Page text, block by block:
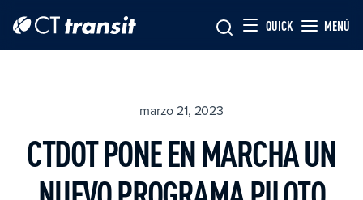
main
QUICK MENÚ
marzo 21, 2023
CTDOT PONE EN MARCHA UN